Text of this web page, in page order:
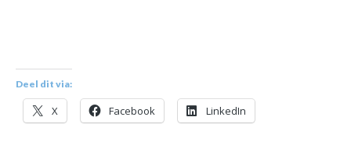
Deel dit via:
X Facebook LinkedIn